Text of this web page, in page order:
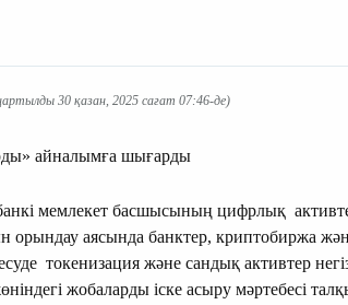
30 қазан, 2025 сағат 07:46-де)
айналымға шығарды
мемлекет басшысының цифрлық
орындау аясында банктер, криптобиржа
токенизация және сандық активтер
жобаларды іске асыру мәртебесі